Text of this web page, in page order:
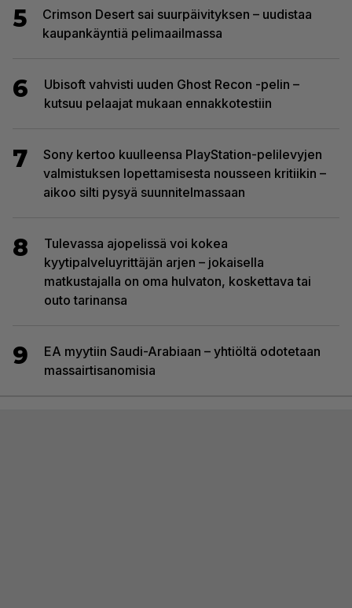
5
Crimson Desert sai suurpäivityksen – uudistaa
kaupankäyntiä pelimaailmassa
6
Ubisoft vahvisti uuden Ghost Recon -pelin –
kutsuu pelaajat mukaan ennakkotestiin
7
Sony kertoo kuulleensa PlayStation-pelilevyjen
valmistuksen lopettamisesta nousseen kritiikin –
aikoo silti pysyä suunnitelmassaan
8
Tulevassa ajopelissä voi kokea
kyytipalveluyrittäjän arjen – jokaisella
matkustajalla on oma hulvaton, koskettava tai
outo tarinansa
9
EA myytiin Saudi-Arabiaan – yhtiöltä odotetaan
massairtisanomisia